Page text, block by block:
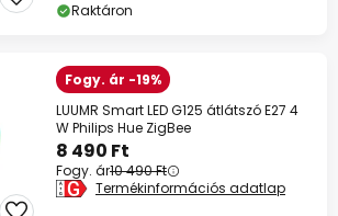
Raktáron
Fogy. ár -19%
LUUMR Smart LED G125 átlátszó E27 4
W Philips Hue ZigBee
8 490 Ft
Fogy. ár10 490 Ft
Termékinformációs adatlap